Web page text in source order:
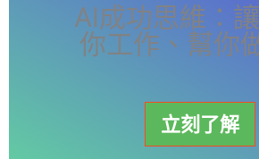
AI成功思維：
你工作、幫你
立刻了解